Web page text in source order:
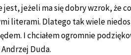
jeżeli ma się dobry wzrok, że
literami. Dlatego tak wiele
I chciałem ogromnie
Duda.